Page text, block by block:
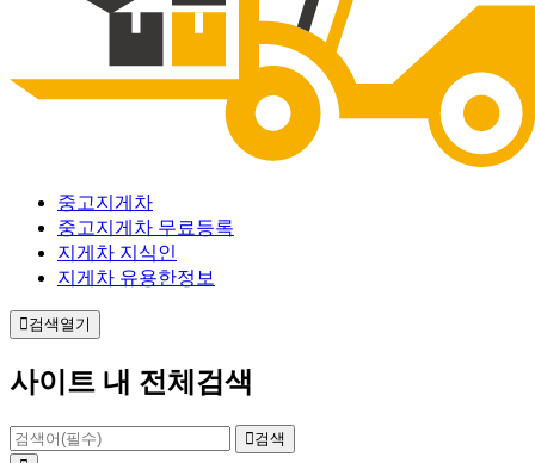
중고지게차
중고지게차 무료등록
지게차 지식인
지게차 유용한정보
검색열기
사이트 내 전체검색
검색